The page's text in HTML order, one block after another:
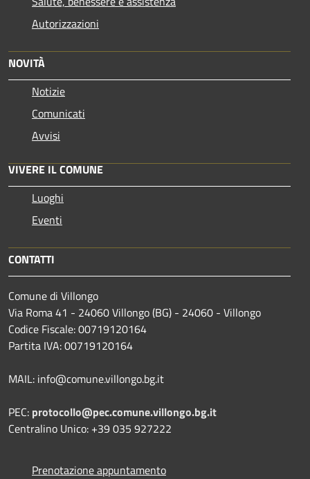
Autorizzazioni
NOVITÀ
Notizie
Comunicati
Avvisi
VIVERE IL COMUNE
Luoghi
Eventi
CONTATTI
Comune di Villongo
Via Roma 41 - 24060 Villongo (BG) - 24060 - Villongo
Codice Fiscale: 00719120164
Partita IVA: 00719120164
MAIL: info@comune.villongo.bg.it
PEC: protocollo@pec.comune.villongo.bg.it
Centralino Unico: +39 035 927222
Prenotazione appuntamento